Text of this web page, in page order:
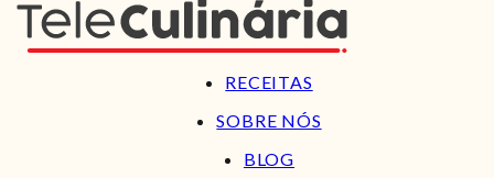
RECEITAS
SOBRE NÓS
BLOG